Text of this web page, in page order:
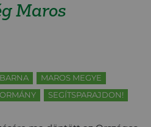
Maros
MAROS MEGYE
SEGÍTSPARAJDON!